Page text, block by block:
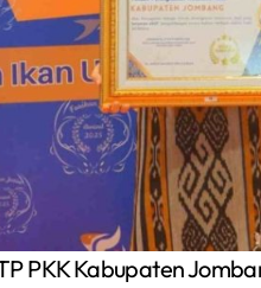
PKK Kabupaten